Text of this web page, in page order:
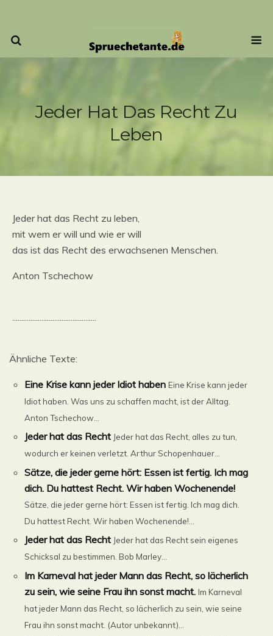
Jeder Hat Das Recht Zu
Leben
Jeder hat das Recht zu leben,
mit wem er will und wie er will
das ist das Recht des erwachsenen Menschen.
Anton Tschechow
..............................................
Ähnliche Texte:
Eine Krise kann jeder Idiot haben Eine Krise kann jeder
Idiot haben. Was uns zu schaffen macht, ist der Alltag.
Anton Tschechow...
Jeder hat das Recht Jeder hat das Recht, alles zu tun,
wodurch er keinen verletzt. Arthur Schopenhauer...
Sätze, die jeder gerne hört: Essen ist fertig. Ich mag
dich. Du hattest Recht. Wir haben Wochenende!
Sätze, die jeder gerne hört: Essen ist fertig. Ich mag dich.
Du hattest Recht. Wir haben Wochenende!...
Jeder hat das Recht Jeder hat das Recht sein eigenes
Schicksal zu bestimmen. Bob Marley...
Im Karneval hat jeder Mann das Recht, so lächerlich
zu sein, wie seine Frau ihn sonst macht. Im Karneval
hat jeder Mann das Recht, so lächerlich zu sein, wie seine
Frau ihn sonst macht. (Autor unbekannt)...